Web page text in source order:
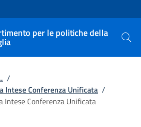
per le politiche della
Cerca
/
Intese Conferenza Unificata /
Intese Conferenza Unificata